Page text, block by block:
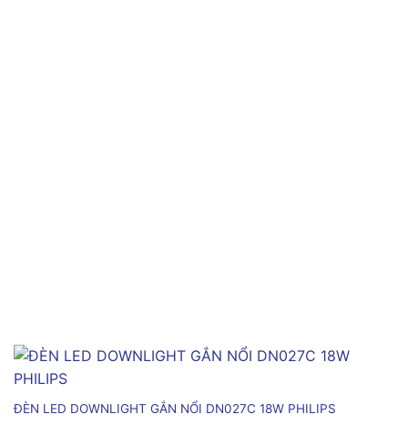
ĐÈN LED DOWNLIGHT GẮN NỔI DN027C 18W PHILIPS